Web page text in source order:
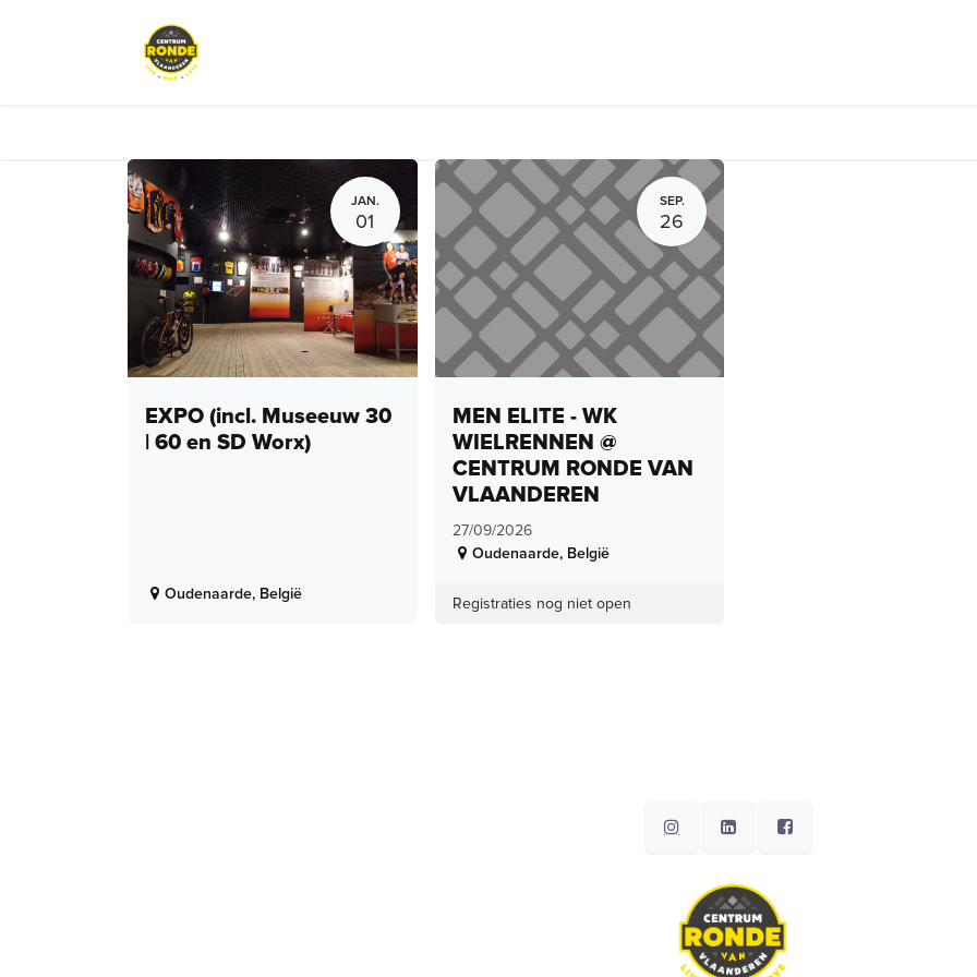
JAN.
01
EXPO (incl. Museeuw 30
| 60 en SD Worx)
Oudenaarde, België
SEP.
26
MEN ELITE - WK
WIELRENNEN @
CENTRUM RONDE VAN
VLAANDEREN
27/09/2026
Oudenaarde, België
Registraties nog niet open